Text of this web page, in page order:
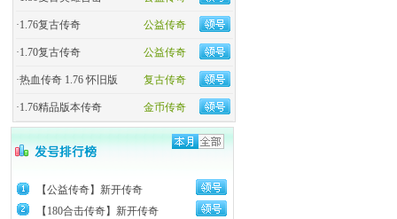
公益传奇
·1.76复古传奇
公益传奇
·1.70复古传奇
复古传奇
·热血传奇 1.76 怀旧版
金币传奇
·1.76精品版本传奇
【公益传奇】新开传奇
【180合击传奇】新开传奇